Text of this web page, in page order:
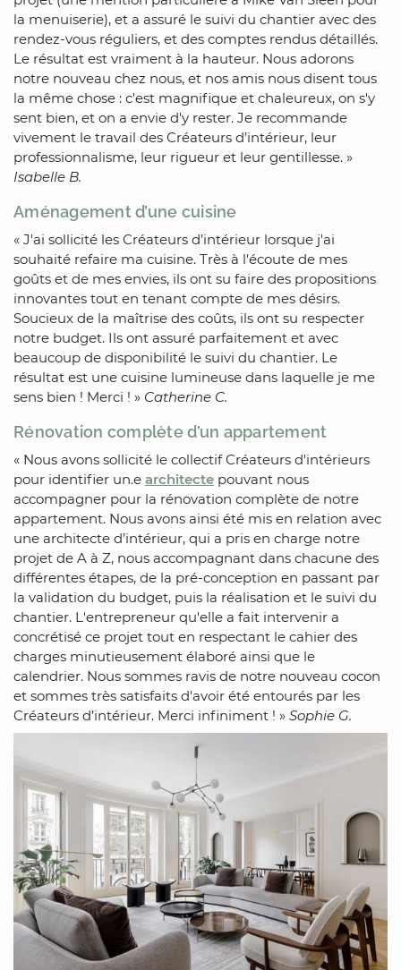
la menuiserie), et a assuré le suivi du chantier avec des
rendez-vous réguliers, et des comptes rendus détaillés.
Le résultat est vraiment à la hauteur. Nous adorons
notre nouveau chez nous, et nos amis nous disent tous
la même chose : c'est magnifique et chaleureux, on s'y
sent bien, et on a envie d'y rester. Je recommande
vivement le travail des Créateurs d’intérieur, leur
professionnalisme, leur rigueur et leur gentillesse. »
Isabelle B.
Aménagement d’une cuisine
« J'ai sollicité les Créateurs d’intérieur lorsque j'ai
souhaité refaire ma cuisine. Très à l'écoute de mes
goûts et de mes envies, ils ont su faire des propositions
innovantes tout en tenant compte de mes désirs.
Soucieux de la maîtrise des coûts, ils ont su respecter
notre budget. Ils ont assuré parfaitement et avec
beaucoup de disponibilité le suivi du chantier. Le
résultat est une cuisine lumineuse dans laquelle je me
sens bien ! Merci ! » Catherine C.
Rénovation complète d’un appartement
« Nous avons sollicité le collectif Créateurs d'intérieurs
pour identifier un.e architecte pouvant nous
accompagner pour la rénovation complète de notre
appartement. Nous avons ainsi été mis en relation avec
une architecte d’intérieur, qui a pris en charge notre
projet de A à Z, nous accompagnant dans chacune des
différentes étapes, de la pré-conception en passant par
la validation du budget, puis la réalisation et le suivi du
chantier. L'entrepreneur qu'elle a fait intervenir a
concrétisé ce projet tout en respectant le cahier des
charges minutieusement élaboré ainsi que le
calendrier. Nous sommes ravis de notre nouveau cocon
et sommes très satisfaits d'avoir été entourés par les
Créateurs d’intérieur. Merci infiniment ! » Sophie G.